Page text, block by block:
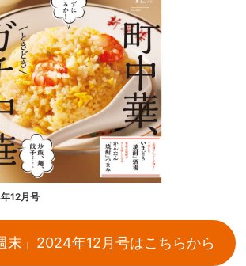
12月号
末」2024年12月号はこちらから